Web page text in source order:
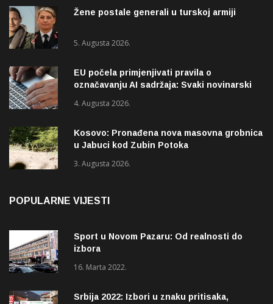
Žene postale generali u turskoj armiji
5. Augusta 2026.
EU počela primjenjivati pravila o
označavanju AI sadržaja: Svaki novinarski
4. Augusta 2026.
Kosovo: Pronađena nova masovna grobnica
u Jabuci kod Zubin Potoka
3. Augusta 2026.
POPULARNE VIJESTI
Sport u Novom Pazaru: Od realnosti do
izbora
16. Marta 2022.
Srbija 2022: Izbori u znaku pritisaka,